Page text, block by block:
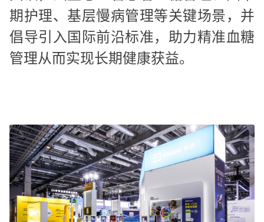
期护理、基层慢病管理等关键场景，并
倡导引入国际前沿标准，助力精准血糖
管理从而实现长期健康获益。